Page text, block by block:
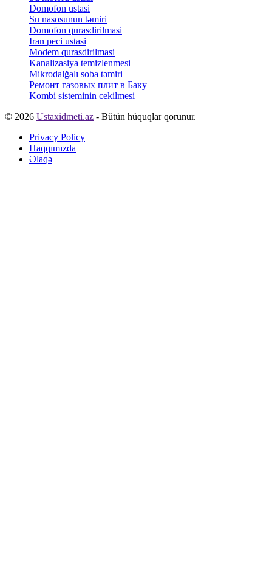
Domofon ustasi
Su nasosunun təmiri
Domofon qurasdirilmasi
Iran peci ustasi
Modem qurasdirilmasi
Kanalizasiya temizlenmesi
Mikrodalğalı soba təmiri
Ремонт газовых плит в Баку
Kombi sisteminin cekilmesi
© 2026 Ustaxidmeti.az - Bütün hüquqlar qorunur.
Privacy Policy
Haqqımızda
Əlaqə